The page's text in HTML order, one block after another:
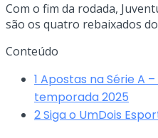
Com o fim da rodada,
são os quatro rebaixados
Conteúdo
1 Apostas na Série A
temporada 2025
2Siga o UmDois